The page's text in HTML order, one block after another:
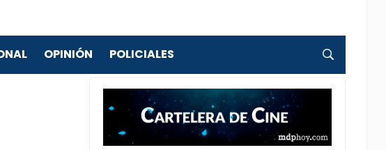
OPINIÓN POLICIALES